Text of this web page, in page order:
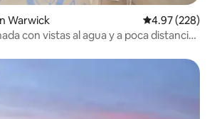
Warwick Calificación
4.97 (228)
con vistas al agua y a poca distancia